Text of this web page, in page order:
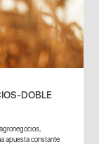
DOBLE
apuesta constante